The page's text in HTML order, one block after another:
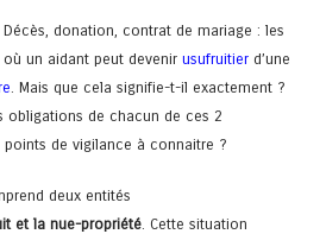
donation, contrat de mariage : les
un aidant peut devenir usufruitier d’une
. Mais que cela signifie-t-il exactement ?
obligations de chacun de ces 2
de vigilance à connaitre ?
deux entités
et la nue-propriété . Cette situation